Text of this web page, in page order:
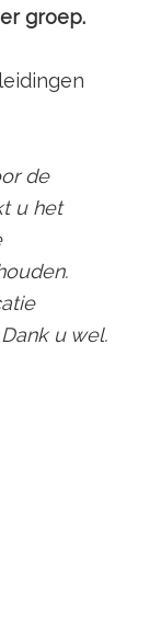
groep.
de
u het
u wel.